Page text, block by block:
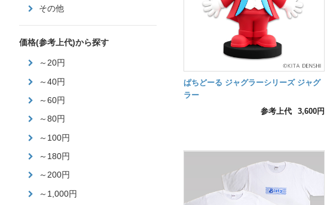
ぱちどーる ジャグラーシリーズ ジャグ
ラー
参考上代
3,600円
その他
価格(参考上代)から探す
～20円
～40円
～60円
～80円
～100円
～180円
～200円
～1,000円